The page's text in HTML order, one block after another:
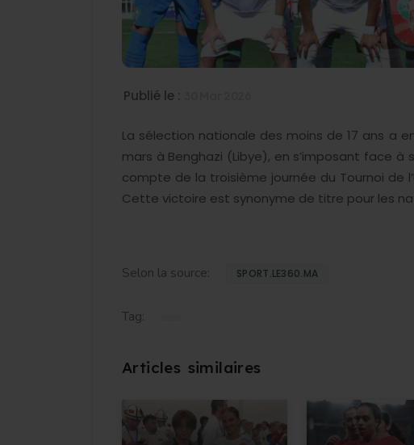
Publié le :
La sélection nationale des moins de 17 ans a
mars à Benghazi (Libye), en s’imposant face
compte de la troisième journée du Tournoi de
Cette victoire est synonyme de titre pour les
Selon la source: SPORT.LE360.MA
Tag: